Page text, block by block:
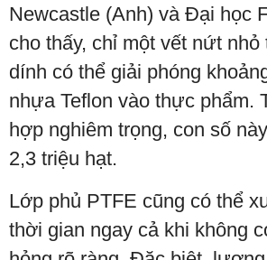
Newcastle (Anh) và Đại học
cho thấy, chỉ một vết nứt
dính có thể giải phóng
nhựa Teflon vào thực phẩm.
hợp nghiêm trọng, con số
2,3 triệu hạt.
Lớp phủ PTFE cũng có thể
thời gian ngay cả khi không